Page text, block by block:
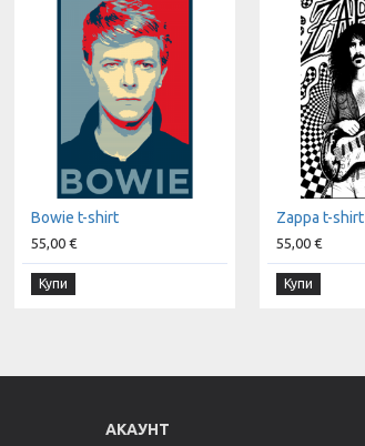
Bowie t-shirt
55,00 €
Купи
Zappa t-shirt
55,00 €
Купи
АКАУНТ